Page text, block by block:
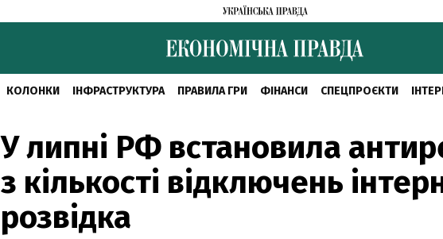
КОЛОНКИ ІНФРАСТРУКТУРА ПРАВИЛА ГРИ ФІНАНСИ СПЕЦПРОЄКТИ
У липні РФ встановила
з кількості відключень
розвідка